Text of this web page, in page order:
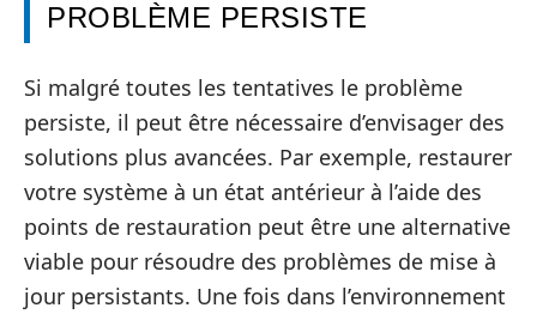
PROBLÈME PERSISTE
Si malgré toutes les tentatives le problème
persiste, il peut être nécessaire d’envisager des
solutions plus avancées. Par exemple, restaurer
votre système à un état antérieur à l’aide des
points de restauration peut être une alternative
viable pour résoudre des problèmes de mise à
jour persistants. Une fois dans l’environnement